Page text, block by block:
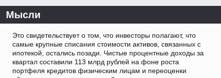
Мысли
Это свидетельствует о том, что инвесторы полагают, что
самые крупные списания стоимости активов, связанных с
ипотекой, остались позади. Чистые процентные доходы за
квартал составили 113 млрд рублей на фоне роста
портфеля кредитов физическим лицам и переоценки